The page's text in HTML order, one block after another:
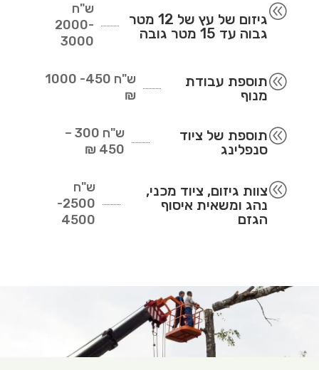
@
גיזום של עץ של 12 מטר
גבוה עד 15 מטר גובה
ש"ח
2000-
3000
@תוספת עבודת
מנוף
ש"ח
450- 1000
₪
@תוספת של ציוד
סנפלינג
ש"ח
300 –
450 ₪
@צוות גיזום, ציוד מכני,
נהג ומשאית איסוף
הגזם
ש"ח
2500-
4500